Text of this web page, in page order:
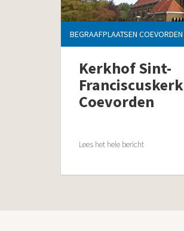
BEGRAAFPLAATSEN COEVORDEN
Kerkhof Sint-
Franciscuskerk
Coevorden
Lees het hele bericht